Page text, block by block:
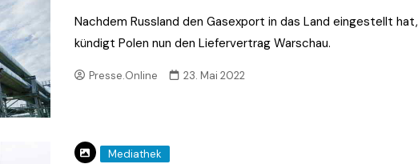
Nachdem Russland den Gasexport in das Land eingestellt hat,
kündigt Polen nun den Liefervertrag Warschau.
Presse.Online 23. Mai 2022
Mediathek